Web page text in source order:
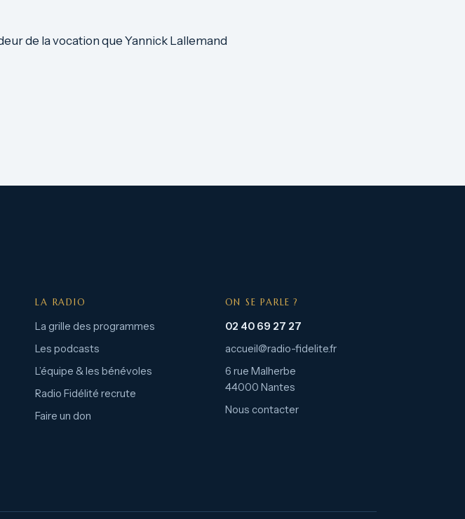
de la vocation que Yannick Lallemand
LA RADIO
La grille des programmes
Les podcasts
L’équipe & les bénévoles
Radio Fidélité recrute
Faire un don
ON SE PARLE ?
02 40 69 27 27
accueil@radio-fidelite.fr
6 rue Malherbe
44000 Nantes
Nous contacter